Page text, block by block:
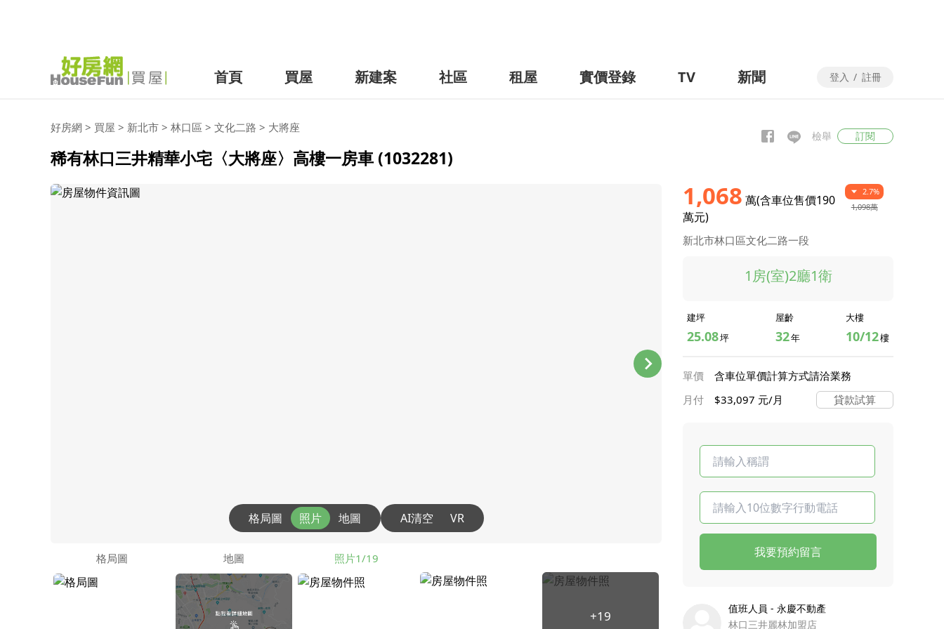
首頁 買屋 新建案 社區 租屋 實價登錄 TV 新聞 登入 / 註冊
好房網 > 買屋 > 新北市 > 林口區 > 文化二路 > 大將座
檢舉 訂閱
稀有林口三井精華小宅〈大將座〉高樓一房車 (1032281)
格局圖 照片 地圖 AI清空 VR
格局圖 地圖 照片1/19
+19
1,068 萬(含車位售價190
萬元)
2.7%
1,098萬
新北市林口區文化二路一段
1房(室)2廳1衛
建坪
25.08坪
屋齡
32年
大樓
10/12樓
單價
含車位單價計算方式請洽業務
月付
$33,097 元/月 貸款試算
我要預約留言
值班人員 - 永慶不動產
林口三井麗林加盟店